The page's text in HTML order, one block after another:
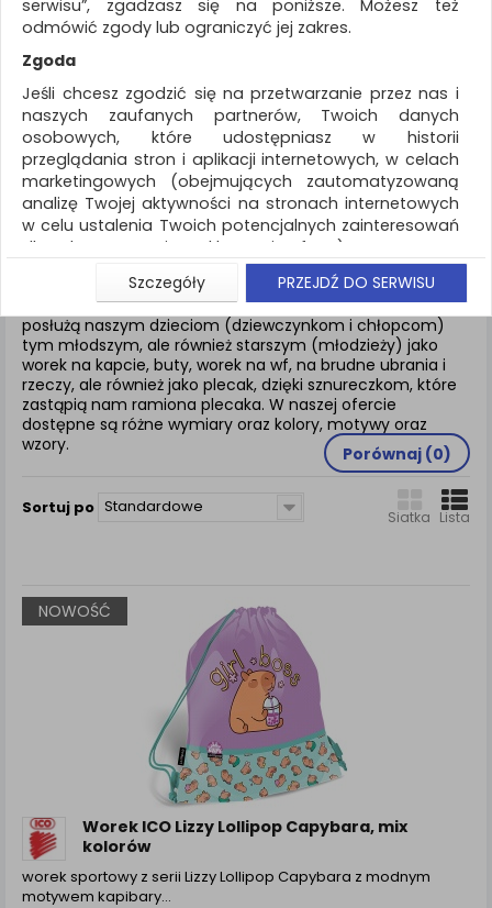
REKLAMA
AKTUALNOŚCI
Artykuły szkolne Worki
ZNALEZIONYCH PRODUKTÓW: 7
WORKI
Niezbędnik każdego ucznia, worek szkolny. Worki szkolne
posłużą naszym dzieciom (dziewczynkom i chłopcom)
tym młodszym, ale również starszym (młodzieży) jako
worek na kapcie, buty, worek na wf, na brudne ubrania i
rzeczy, ale również jako plecak, dzięki sznureczkom, które
zastąpią nam ramiona plecaka. W naszej ofercie
dostępne są różne wymiary oraz kolory, motywy oraz
wzory.
Porównaj (0)
Sortuj po Standardowe
Siatka Lista
NOWOŚĆ
Worek ICO Lizzy Lollipop Capybara, mix
kolorów
worek sportowy z serii Lizzy Lollipop Capybara z modnym
motywem kapibary…
serwisu”, zgadzasz się na poniższe. Możesz też
odmówić zgody lub ograniczyć jej zakres.
Zgoda
Jeśli chcesz zgodzić się na przetwarzanie przez nas i
naszych zaufanych partnerów, Twoich danych
osobowych, które udostępniasz w historii
przeglądania stron i aplikacji internetowych, w celach
marketingowych (obejmujących zautomatyzowaną
analizę Twojej aktywności na stronach internetowych
w celu ustalenia Twoich potencjalnych zainteresowań
dla dostosowania reklamy i oferty), w tym na
umieszczanie tzw. cookies na Twoich urządzeniach i
ich odczytywanie, kliknij przycisk „Przejdź do serwisu”.
Jeśli nie chcesz wyrazić zgody lub ograniczyć jej
zakres, kliknij „Szczegóły”, gdzie znajdziesz wszelkie
informacje o tym jak to zrobić . Te same informacje
znajdziesz także na podstronie z naszą polityką
prywatności obowiązującą od 25 maja 2018.
W przypadku użytkowników zalogowanych, aby
umożliwić prawidłową realizację Umowy z Państwem i
związane z tym prawidłowe działanie naszej strony
www, a w szczególności np. wysłanie potwierdzenia
wcześniejsza zgoda której udzieliliście podczas
zakładania konta.
Każda Państwa zgoda jest dobrowolna i można ją w
dowolnym momencie wycofać.
Polityka prywatności (rozwiń)
Klauzula Informacyjna (rozwiń)
Lista Zaufanych Partnerów (rozwiń)
Szczegóły PRZEJDŹ DO SERWISU